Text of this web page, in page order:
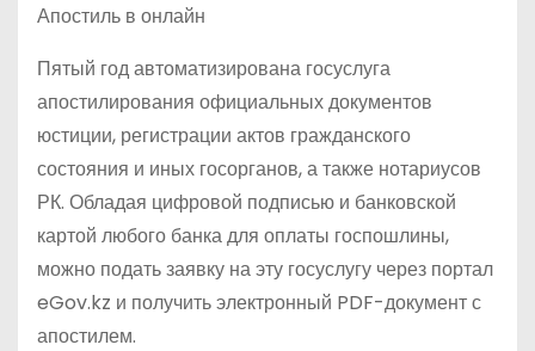
Апостиль в онлайн
Пятый год автоматизирована госуслуга
апостилирования официальных документов
юстиции, регистрации актов гражданского
состояния и иных госорганов, а также нотариусов
РК. Обладая цифровой подписью и банковской
картой любого банка для оплаты госпошлины,
можно подать заявку на эту госуслугу через портал
eGov.kz и получить электронный PDF-документ с
апостилем.